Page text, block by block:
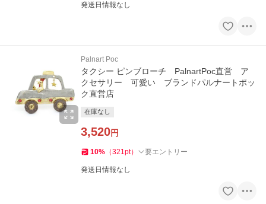
発送日情報なし
Palnart Poc
タクシー ピンブローチ PalnartPoc直営 ア
クセサリー 可愛い ブランドパルナートポッ
ク直営店
在庫なし
3,520円
10% （321pt） 要エントリー
発送日情報なし